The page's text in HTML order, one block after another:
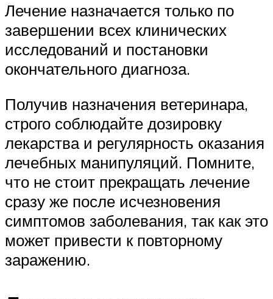
Лечение назначается только по
завершении всех клинических
исследований и постановки
окончательного диагноза.
Получив назначения ветеринара,
строго соблюдайте дозировку
лекарства и регулярность оказания
лечебных манипуляций. Помните,
что не стоит прекращать лечение
сразу же после исчезновения
симптомов заболевания, так как это
может привести к повторному
заражению.